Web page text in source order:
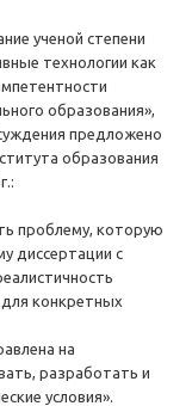
ученой степени
технологии как
образования»,
предложено
образования
проблему, которую
диссертации с
конкретных
на
разработать и
условия».